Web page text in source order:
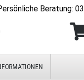
Beratung: